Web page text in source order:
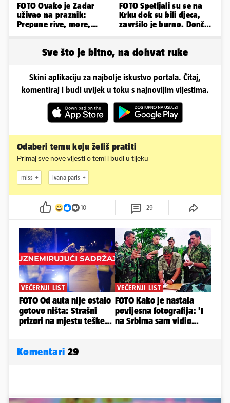
FOTO Ovako je Zadar
uživao na praznik:
Prepune rive, more,
FOTO Spetljali su se na
Krku dok su bili djeca,
završilo je burno. Dončić
Sve što je bitno, na dohvat ruke
Skini aplikaciju za najbolje iskustvo portala. Čitaj,
komentiraj i budi uvijek u toku s najnovijim vijestima.
Odaberi temu koju želiš pratiti
Primaj sve nove vijesti o temi i budi u tijeku
miss ivana paris
10 29
Komentari 29